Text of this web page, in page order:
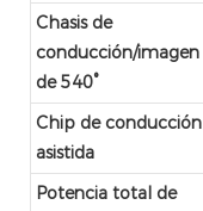
Chasis de
conducción/imagen
de 540°
Chip de conducción
asistida
Potencia total de